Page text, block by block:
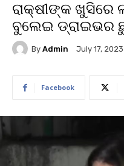
ରାକ୍ଷୀଙ୍କ ଖୁସିରେ
ବୁଲେଇ ଡ୍ରାଇଭର
By Admin July 17, 2023
Facebook